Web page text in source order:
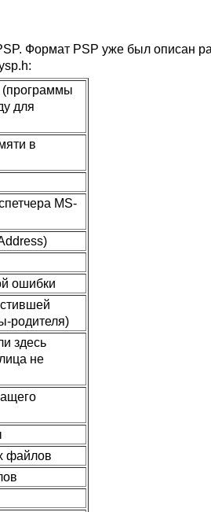
Формат PSP уже был описан
(программы
для
в
MS-
ошибки
родителя)
здесь
не
файлов